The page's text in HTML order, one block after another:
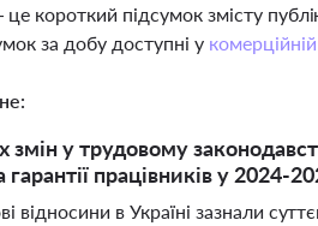
короткий підсумок змісту
за добу доступні у
у трудовому
гарантії працівників у 2024-
відносини в Україні зазнали